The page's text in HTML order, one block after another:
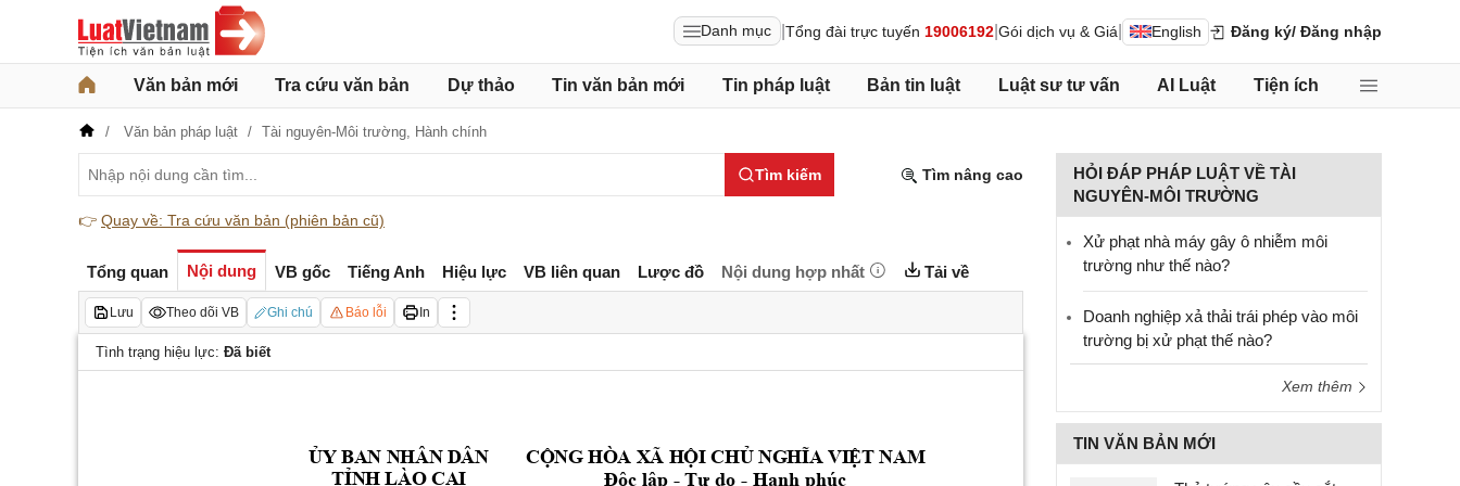
Danh mục Tổng đài trực tuyến 19006192 Gói dịch vụ & Giá English Đăng ký/ Đăng nhập
Văn bản mới Tra cứu văn bản Dự thảo Tin văn bản mới Tin pháp luật Bản tin luật Luật sư tư vấn AI Luật Tiện ích
Văn bản pháp luật Tài nguyên-Môi trường, Hành chính
Tìm kiếm Tìm nâng cao
👉 Quay về: Tra cứu văn bản (phiên bản cũ)
Tổng quan Nội dung VB gốc Tiếng Anh Hiệu lực VB liên quan Lược đồ Nội dung hợp nhất Tải về
Lưu Theo dõi VB Ghi chú Báo lỗi In
Tình trạng hiệu lực: Đã biết
ỦY BAN NHÂN DÂN CỘNG HÒA XÃ HỘICHỦNGHĨAVIỆT NAM
TỈNH LÀO CAI Độc lập - Tự do - Hạnh phúc
HỎI ĐÁP PHÁP LUẬT VỀ TÀI
NGUYÊN-MÔI TRƯỜNG
Xử phạt nhà máy gây ô nhiễm môi
trường như thế nào?
Doanh nghiệp xả thải trái phép vào môi
trường bị xử phạt thế nào?
Xem thêm
TIN VĂN BẢN MỚI